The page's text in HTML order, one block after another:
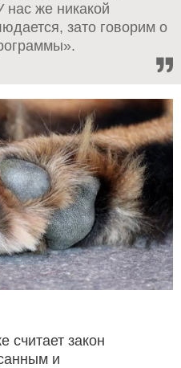
нас же никакой
зато говорим о
считает закон
и